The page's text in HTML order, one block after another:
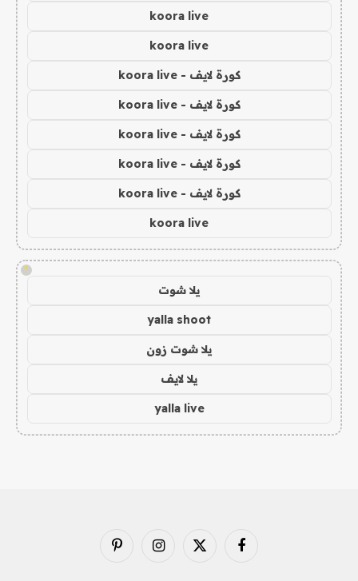
koora live
koora live
كورة لايف - koora live
كورة لايف - koora live
كورة لايف - koora live
كورة لايف - koora live
كورة لايف - koora live
koora live
!
يلا شوت
yalla shoot
يلا شوت زون
يلا لايف
yalla live
فيسبوك X
الانستغرامبينتيريست